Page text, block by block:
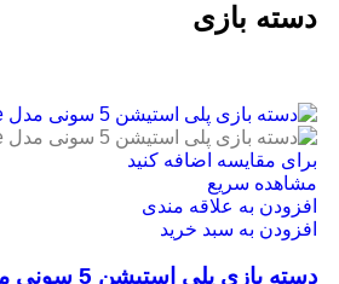
دسته بازی
برای مقایسه اضافه کنید
مشاهده سریع
افزودن به علاقه مندی
افزودن به سبد خرید